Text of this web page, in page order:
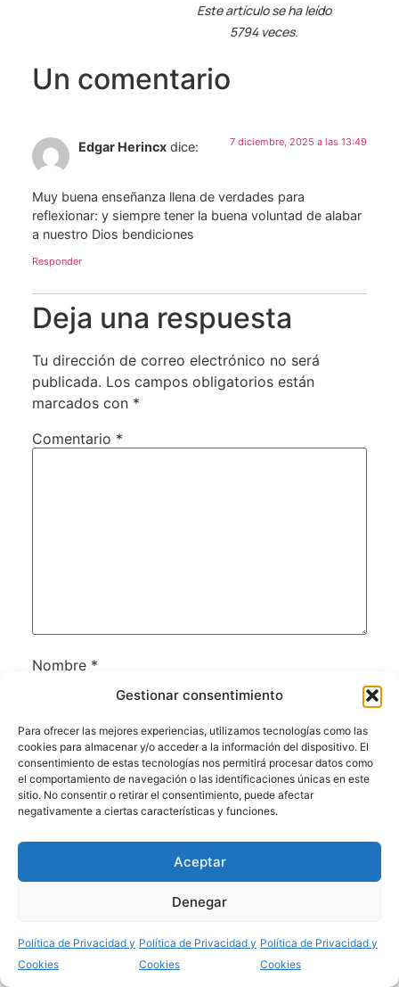
Gestionar consentimiento
Para ofrecer las mejores experiencias, utilizamos tecnologías como las
cookies para almacenar y/o acceder a la información del dispositivo. El
consentimiento de estas tecnologías nos permitirá procesar datos como
el comportamiento de navegación o las identificaciones únicas en este
sitio. No consentir o retirar el consentimiento, puede afectar
negativamente a ciertas características y funciones.
Aceptar
Denegar
Política de Privacidad y
Cookies
Política de Privacidad y
Cookies
Política de Privacidad y
Cookies
Este artículo se ha leído
5794 veces.
Un comentario
Edgar Herincx dice: 7 diciembre, 2025 a las 13:49
Muy buena enseñanza llena de verdades para
reflexionar: y siempre tener la buena voluntad de alabar
a nuestro Dios bendiciones
Responder
Deja una respuesta
Tu dirección de correo electrónico no será
publicada. Los campos obligatorios están
marcados con *
Comentario *
Nombre *
Correo electrónico*
este navegador para la próxima vez que